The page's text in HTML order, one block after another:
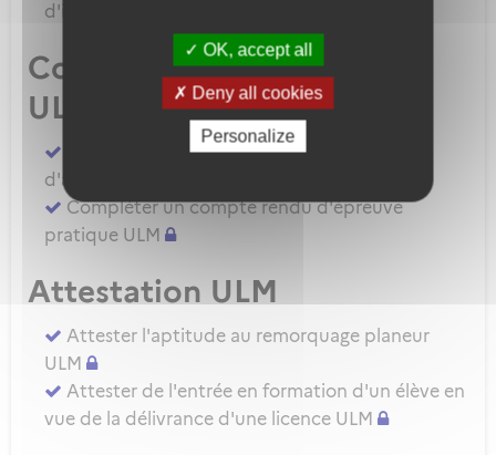
OK, accept all
Deny all cookies
Personalize
d'instructeur EIULM
Compte rendu d’épreuve
ULM
Compléter un compte rendu d'épreuve
d'aptitude pratique instructeur IULM.
Compléter un compte rendu d'épreuve
pratique ULM
Attestation ULM
Attester l'aptitude au remorquage planeur
ULM
Attester de l'entrée en formation d'un élève en
vue de la délivrance d'une licence ULM